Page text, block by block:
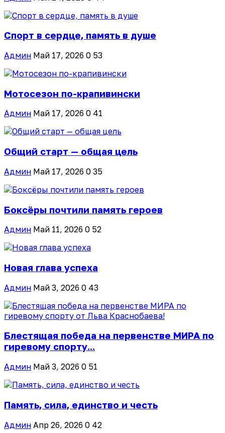
Спорт в сердце, память в душе
Админ Май 17, 2026 0 53
Мотосезон по-крапивински
Админ Май 17, 2026 0 41
Общий старт — общая цель
Админ Май 17, 2026 0 35
Боксёры почтили память героев
Админ Май 11, 2026 0 52
Новая глава успеха
Админ Май 3, 2026 0 43
Блестящая победа на первенстве МИРА по
гиревому спорту...
Админ Май 3, 2026 0 51
Память, сила, единство и честь
Админ Апр 26, 2026 0 42